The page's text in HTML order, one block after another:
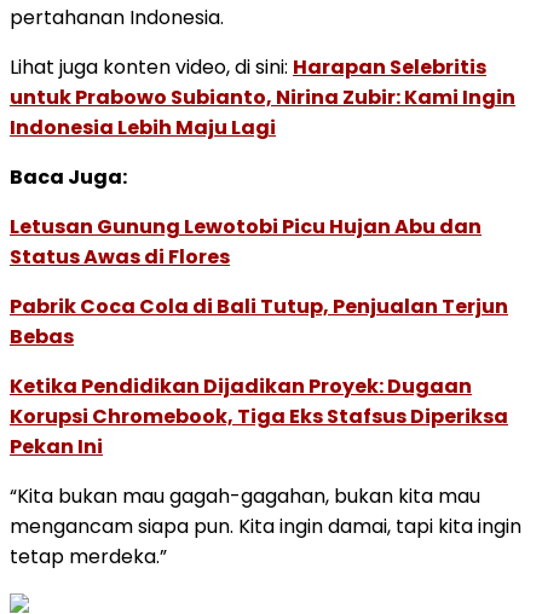
pertahanan Indonesia.
Lihat juga konten video, di sini: Harapan Selebritis
untuk Prabowo Subianto, Nirina Zubir: Kami Ingin
Indonesia Lebih Maju Lagi
Baca Juga:
Letusan Gunung Lewotobi Picu Hujan Abu dan
Status Awas di Flores
Pabrik Coca Cola di Bali Tutup, Penjualan Terjun
Bebas
Ketika Pendidikan Dijadikan Proyek: Dugaan
Korupsi Chromebook, Tiga Eks Stafsus Diperiksa
Pekan Ini
“Kita bukan mau gagah-gagahan, bukan kita mau
mengancam siapa pun. Kita ingin damai, tapi kita ingin
tetap merdeka.”